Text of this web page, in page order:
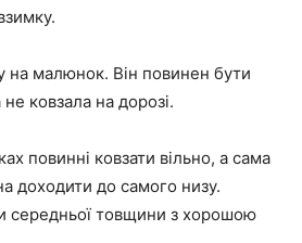
на малюнок. Він повинен бути
ковзала на дорозі.
повинні ковзати вільно, а сама
доходити до самого низу.
середньої товщини з хорошою